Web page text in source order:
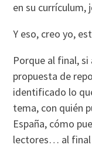
en su currículum,
Y eso, creo yo,
Porque al final,
propuesta de
identificado lo
tema, con quién
España, cómo
lectores… al final